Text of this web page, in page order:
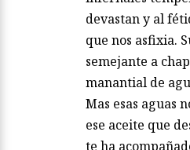
devastan y al
que nos asfixia.
semejante a
manantial de
Mas esas aguas
ese aceite que
te ha